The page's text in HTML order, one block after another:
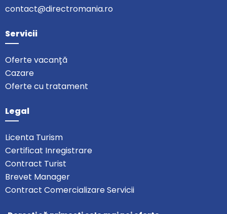
contact@directromania.ro
Servicii
Oferte vacanță
Cazare
Oferte cu tratament
Legal
Licenta Turism
Certificat Inregistrare
Contract Turist
Brevet Manager
Contract Comercializare Servicii